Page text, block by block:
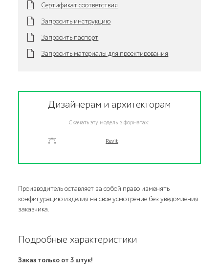
Сертификат соответствия
Запросить инструкцию
Запросить паспорт
Запросить материалы для проектирования
Дизайнерам и архитекторам
Скачать эту модель в форматах:
Revit
Производитель оставляет за собой право изменять
конфигурацию изделия на своё усмотрение без уведомления
заказчика.
Подробные характеристики
Заказ только от 3 штук!